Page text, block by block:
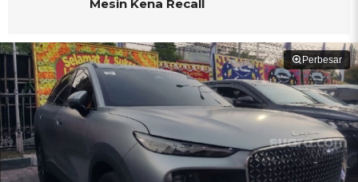
Mesin Kena Recall
Perbesar